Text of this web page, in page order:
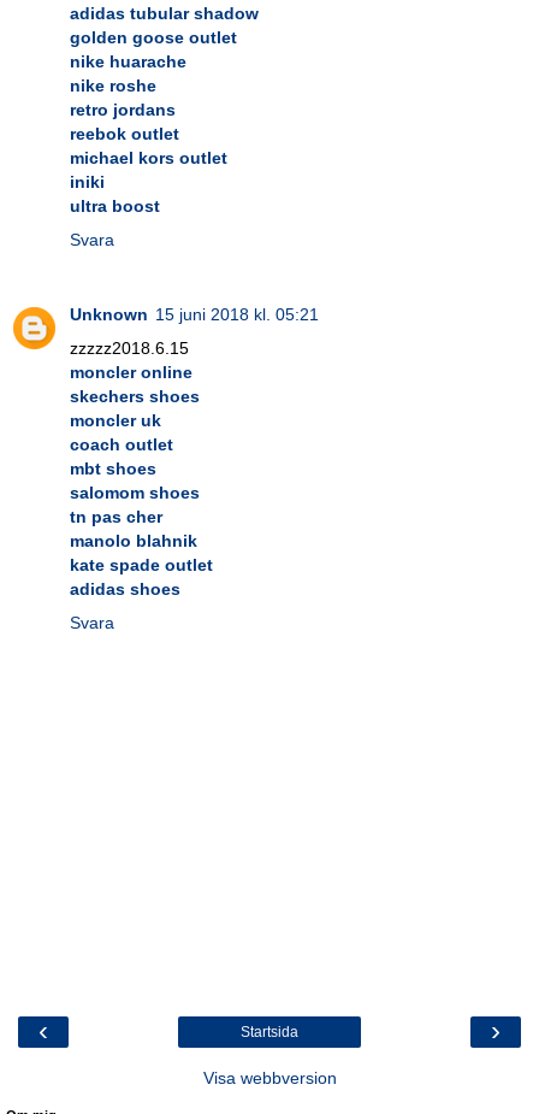
adidas tubular shadow
golden goose outlet
nike huarache
nike roshe
retro jordans
reebok outlet
michael kors outlet
iniki
ultra boost
Svara
Unknown 15 juni 2018 kl. 05:21
zzzzz2018.6.15
moncler online
skechers shoes
moncler uk
coach outlet
mbt shoes
salomom shoes
tn pas cher
manolo blahnik
kate spade outlet
adidas shoes
Svara
‹ ›
Startsida
Visa webbversion